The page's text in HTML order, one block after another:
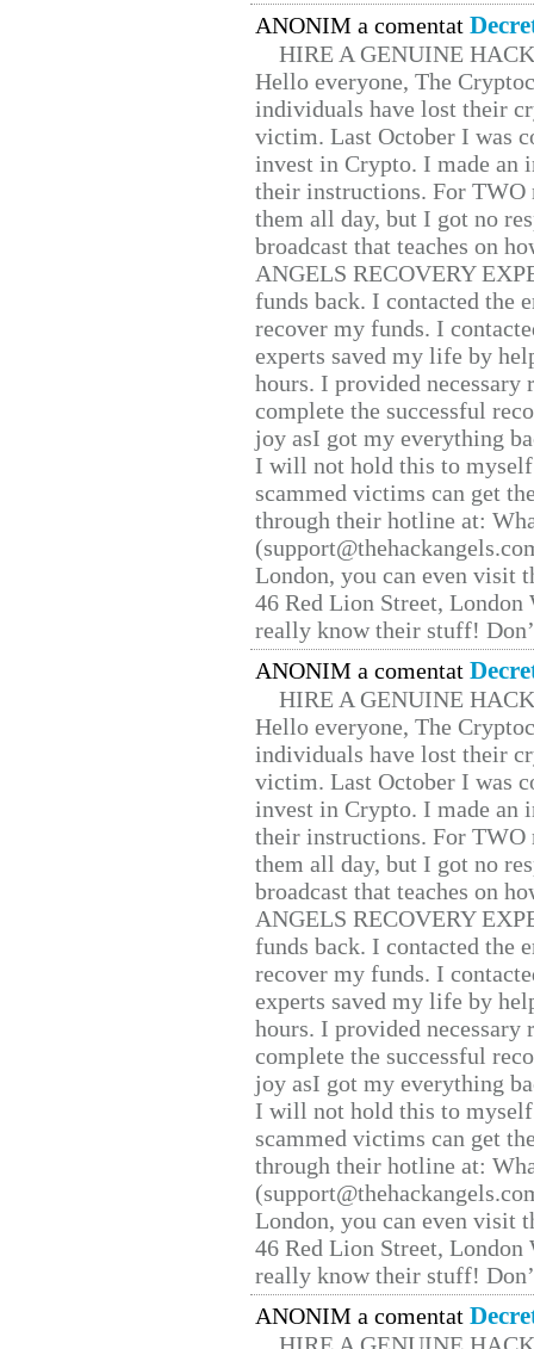
ANONIM a comentat
HIRE A GENUINE
Hello everyone, The
individuals have lost their
victim. Last October I was
invest in Crypto. I made
their instructions. For TWO
them all day, but I got no
broadcast that teaches on
ANGELS RECOVERY
funds back. I contacted the
recover my funds. I
experts saved my life by
hours. I provided
complete the successful
joy asI got my everything
I will not hold this to
scammed victims can get
through their hotline at:
London, you can even visit
46 Red Lion Street, London
really know their stuff!
ANONIM a comentat
HIRE A GENUINE
Hello everyone, The
individuals have lost their
victim. Last October I was
invest in Crypto. I made
their instructions. For TWO
them all day, but I got no
broadcast that teaches on
ANGELS RECOVERY
funds back. I contacted the
recover my funds. I
experts saved my life by
hours. I provided
complete the successful
joy asI got my everything
I will not hold this to
scammed victims can get
through their hotline at:
London, you can even visit
46 Red Lion Street, London
really know their stuff!
ANONIM a comentat